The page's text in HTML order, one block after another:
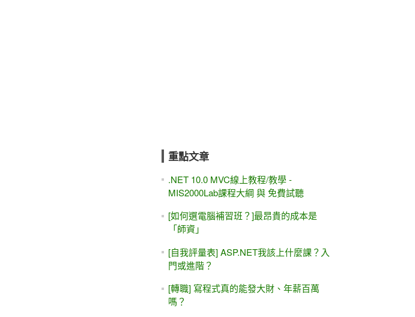
重點文章
.NET 10.0 MVC線上教程/教學 -
MIS2000Lab課程大綱 與 免費試聽
[如何選電腦補習班？]最昂貴的成本是
「師資」
[自我評量表] ASP.NET我該上什麼課？入
門或進階？
[轉職] 寫程式真的能發大財、年薪百萬
嗎？